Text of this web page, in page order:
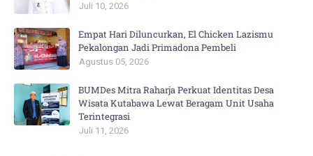
Juli 10, 2026
Empat Hari Diluncurkan, El Chicken Lazismu
Pekalongan Jadi Primadona Pembeli
Agustus 05, 2026
BUMDes Mitra Raharja Perkuat Identitas Desa
Wisata Kutabawa Lewat Beragam Unit Usaha
Terintegrasi
Juli 11, 2026